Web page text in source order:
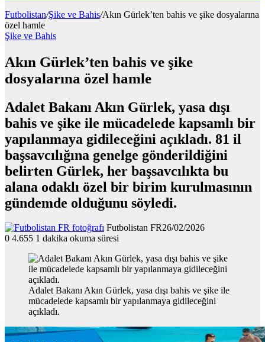
Futbolistan/Şike ve Bahis/Akın Gürlek’ten bahis ve şike dosyalarına
özel hamle
Şike ve Bahis
Akın Gürlek’ten bahis ve şike
dosyalarına özel hamle
Adalet Bakanı Akın Gürlek, yasa dışı
bahis ve şike ile mücadelede kapsamlı bir
yapılanmaya gidileceğini açıkladı. 81 il
başsavcılığına genelge gönderildiğini
belirten Gürlek, her başsavcılıkta bu
alana odaklı özel bir birim kurulmasının
gündemde olduğunu söyledi.
Futbolistan FR26/02/2026
0 4.655 1 dakika okuma süresi
Adalet Bakanı Akın Gürlek, yasa dışı bahis ve şike ile
mücadelede kapsamlı bir yapılanmaya gidileceğini
açıkladı.